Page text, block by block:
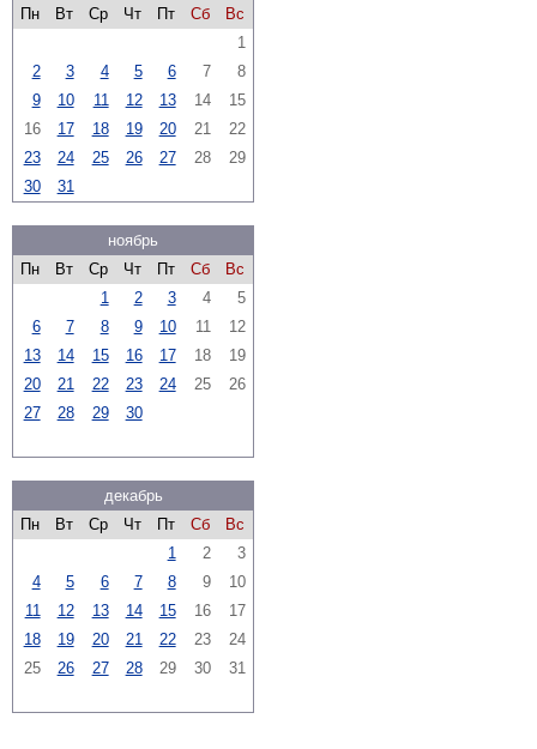
Пн Вт Ср Чт Пт Сб
Вс
1
2
3 4 5 6 7
8
9
10 11 12 13 14
15
16
17 18 19 20 21
22
23
24 25 26 27 28
29
30
31
ноябрь
Пн
Вт Ср Чт Пт Сб
Вс
1
2 3 4
5
6
7 8 9 10 11
12
13
14 15 16 17 18
19
20
21 22 23 24 25
26
27
28 29 30
декабрь
Пн
Вт Ср Чт Пт Сб
Вс
1
2
3
4
5 6 7 8 9
10
11
12 13 14 15 16
17
18
19 20 21 22 23
24
25
26 27 28 29 30 31